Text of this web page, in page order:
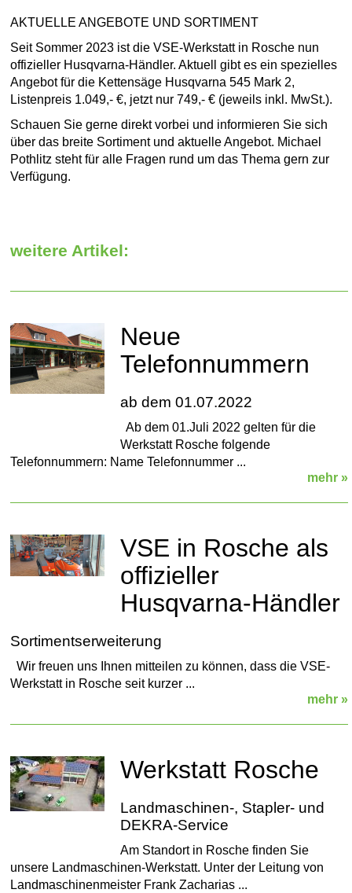
AKTUELLE ANGEBOTE UND SORTIMENT
Seit Sommer 2023 ist die VSE-Werkstatt in Rosche nun
offizieller Husqvarna-Händler. Aktuell gibt es ein spezielles
Angebot für die Kettensäge Husqvarna 545 Mark 2,
Listenpreis 1.049,- €, jetzt nur 749,- € (jeweils inkl. MwSt.).
Schauen Sie gerne direkt vorbei und informieren Sie sich
über das breite Sortiment und aktuelle Angebot. Michael
Pothlitz steht für alle Fragen rund um das Thema gern zur
Verfügung.
weitere Artikel:
Neue
Telefonnummern
ab dem 01.07.2022
Ab dem 01.Juli 2022 gelten für die
Werkstatt Rosche folgende
Telefonnummern: Name Telefonnummer ...
mehr »
VSE in Rosche als
offizieller
Husqvarna-Händler
Sortimentserweiterung
Wir freuen uns Ihnen mitteilen zu können, dass die VSE-
Werkstatt in Rosche seit kurzer ...
mehr »
Werkstatt Rosche
Landmaschinen-, Stapler- und
DEKRA-Service
Am Standort in Rosche finden Sie
unsere Landmaschinen-Werkstatt. Unter der Leitung von
Landmaschinenmeister Frank Zacharias ...